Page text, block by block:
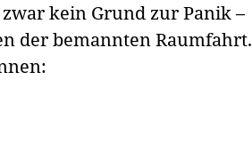
kein Grund zur Panik –
der bemannten Raumfahrt.